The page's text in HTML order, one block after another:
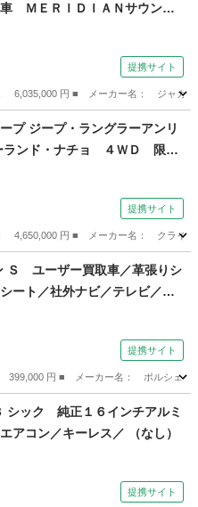
ＭＥＲＩＤＩＡＮサウン
ヒーター・クーラー シート
ブクルーズコントロール イ
イバーズディスプレイ ステ
ト （検10.3）
提携サイト
6,035,000 円 ■ メーカー名： ジャ
プ ジープ・ラングラーアンリ
ランド・ナチョ ４ＷＤ 限定
ナー シルバードアミラー
ＴＶ ＪＥＥＰロゴハードタ
ＡＲ製ヘッドライナー ＯＶ
り革シート 認定中古車 （車
提携サイト
4,650,000 円 ■ メーカー名： クライ
Ｓ ユーザー買取車／革張りシ
ート／社外ナビ／テレビ／バ
ートヒーター／社外アルミホ
検整備付）
提携サイト
円 ■ メーカー名： ポルシェ ■
シック 純正１６インチアルミ
アコン／キーレス／ （なし）
提携サイト